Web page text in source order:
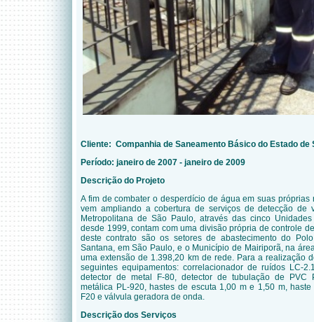
Cliente: Companhia de Saneamento Básico do Estado de
Período: janeiro de 2007 - janeiro de 2009
Descrição do Projeto
A fim de combater o desperdício de água em suas
vem ampliando a cobertura de serviços de detecção de
Metropolitana de São Paulo, através das cinco
desde 1999, contam com uma divisão própria de controle
deste contrato são os setores de abastecimento do
Santana, em São Paulo, e o Município de Mairiporã, na
uma extensão de 1.398,20 km de rede. Para a realização
seguintes equipamentos: correlacionador de ruídos LC-
detector de metal F-80, detector de tubulação de PVC
metálica PL-920, hastes de escuta 1,00 m e 1,50 m,
F20 e válvula geradora de onda.
Descrição dos Serviços